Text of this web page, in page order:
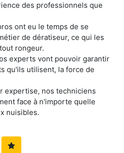
des professionnels que
ont eu le temps de se
de dératiseur, ce qui les
rongeur.
experts vont pouvoir garantir
qu'ils utilisent, la force de
expertise, nos techniciens
face à n'importe quelle
nuisibles.